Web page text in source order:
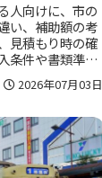
人向けに、市の
い、補助額の考
見積もり時の確
条件や書類準備
ツまで把握した
2026年07月03日